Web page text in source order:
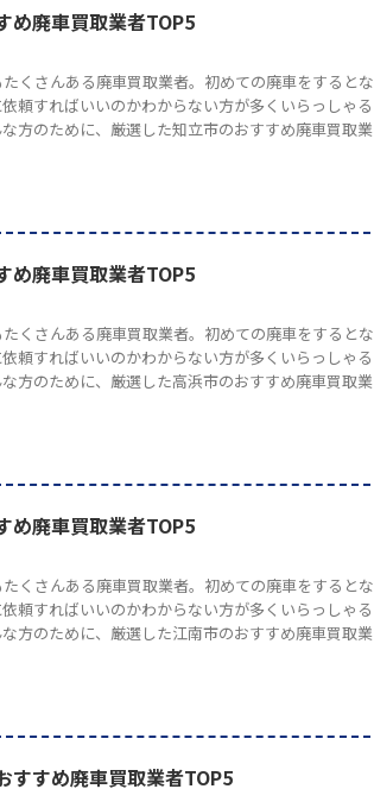
め廃車買取業者TOP5
くさんある廃車買取業者。初めての廃車をするとな
頼すればいいのかわからない方が多くいらっしゃる
方のために、厳選した知立市のおすすめ廃車買取業
め廃車買取業者TOP5
くさんある廃車買取業者。初めての廃車をするとな
頼すればいいのかわからない方が多くいらっしゃる
方のために、厳選した高浜市のおすすめ廃車買取業
め廃車買取業者TOP5
くさんある廃車買取業者。初めての廃車をするとな
頼すればいいのかわからない方が多くいらっしゃる
方のために、厳選した江南市のおすすめ廃車買取業
すすめ廃車買取業者TOP5